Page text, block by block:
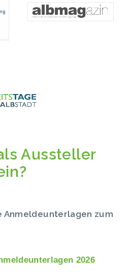
Aussteller
Anmeldeunterlagen zum
2026